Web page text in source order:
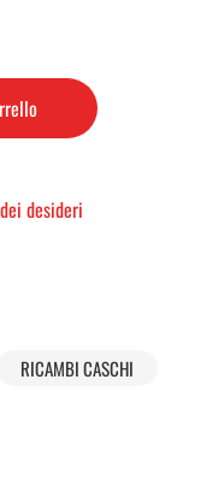
desideri
RICAMBI CASCHI